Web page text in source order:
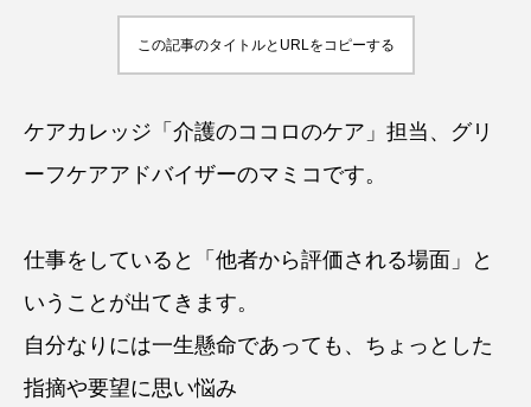
この記事のタイトルとURLをコピーする
ケアカレッジ「介護のココロのケア」担当、 グリ
ーフケアアドバイザーのマミコです。
仕事をしていると「他者から評価される場面」と
いうことが出てきます。
自分なりには一生懸命であっても、ちょっとした
指摘や要望に思い悩み